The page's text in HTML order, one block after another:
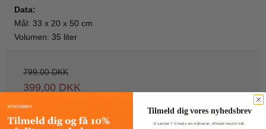
Data:
Mål: 33 x 20 x 50 cm
Volumen: 35 liter
799,00 DKK
399,00 DKK
Vis produktTilmeld dig vores nyhedsbrev
Vi sender 1–2 mails om måneden. Afmeld med ét klik.